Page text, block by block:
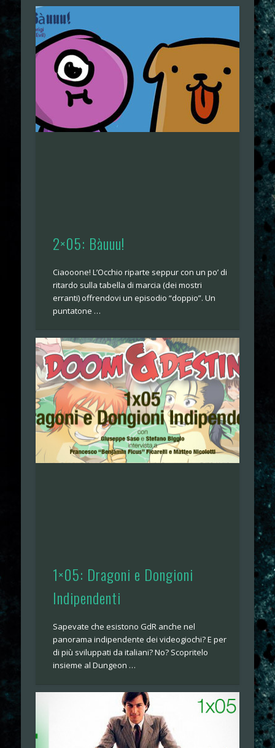
2×05: Bàuuu!
Ciaooone! L’Occhio riparte seppur con un po’ di
ritardo sulla tabella di marcia (dei mostri
erranti) offrendovi un episodio “doppio”. Un
puntatone …
1×05: Dragoni e Dongioni
Indipendenti
Sapevate che esistono GdR anche nel
panorama indipendente dei videogiochi? E per
di più sviluppati da italiani? No? Scopritelo
insieme al Dungeon …